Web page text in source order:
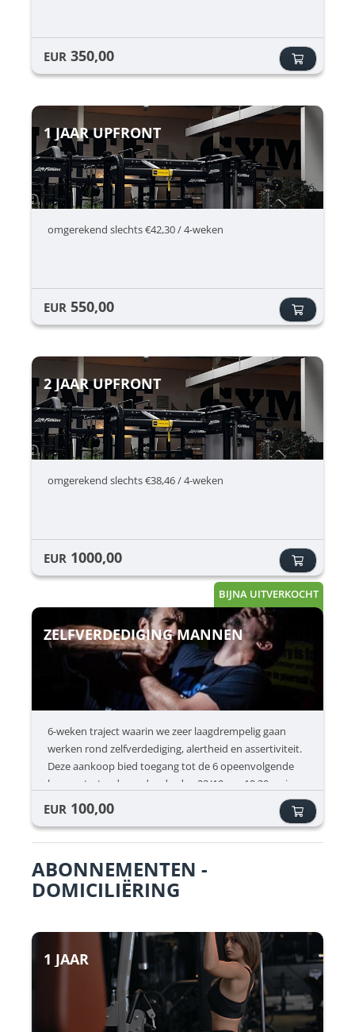
EUR 350,00
1 JAAR UPFRONT
omgerekend slechts €42,30 / 4-weken
EUR 550,00
2 JAAR UPFRONT
omgerekend slechts €38,46 / 4-weken
EUR 1000,00
BIJNA UITVERKOCHT
ZELFVERDEDIGING MANNEN
6-weken traject waarin we zeer laagdrempelig gaan
werken rond zelfverdediging, alertheid en assertiviteit.
Deze aankoop bied toegang tot de 6 opeenvolgende
lessen startende op donderdag 22/10 om 19:30 en is
enkel toegankelijk voor jongens en mannen vanaf 16
jaar.
EUR 100,00
ABONNEMENTEN -
DOMICILIËRING
1 JAAR